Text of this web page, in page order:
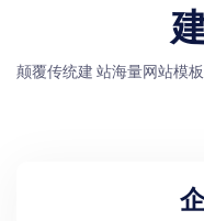
颠覆传统建 站海量网站模